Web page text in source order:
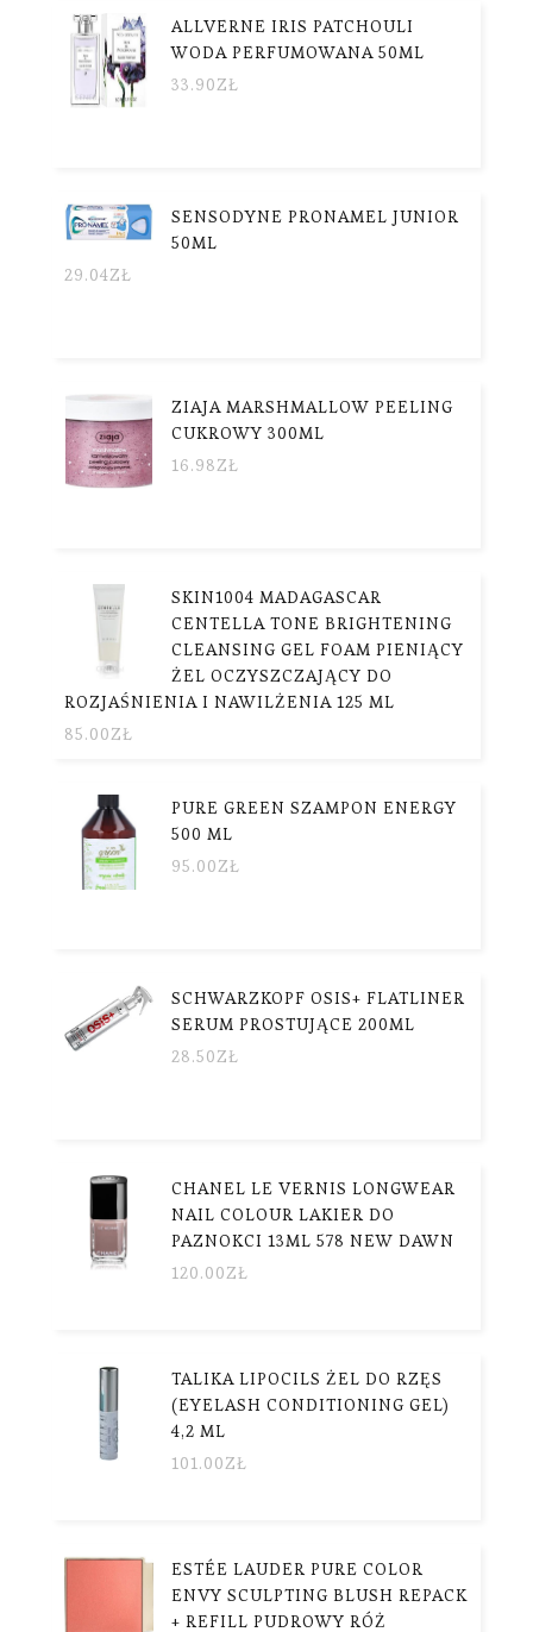
ALLVERNE IRIS PATCHOULI
WODA PERFUMOWANA 50ML
33.90ZŁ
SENSODYNE PRONAMEL JUNIOR
50ML
29.04ZŁ
ZIAJA MARSHMALLOW PEELING
CUKROWY 300ML
16.98ZŁ
SKIN1004 MADAGASCAR
CENTELLA TONE BRIGHTENING
CLEANSING GEL FOAM PIENIĄCY
ŻEL OCZYSZCZAJĄCY DO
ROZJAŚNIENIA I NAWILŻENIA 125 ML
85.00ZŁ
PURE GREEN SZAMPON ENERGY
500 ML
95.00ZŁ
SCHWARZKOPF OSIS+ FLATLINER
SERUM PROSTUJĄCE 200ML
28.50ZŁ
CHANEL LE VERNIS LONGWEAR
NAIL COLOUR LAKIER DO
PAZNOKCI 13ML 578 NEW DAWN
120.00ZŁ
TALIKA LIPOCILS ŻEL DO RZĘS
(EYELASH CONDITIONING GEL)
4,2 ML
101.00ZŁ
ESTÉE LAUDER PURE COLOR
ENVY SCULPTING BLUSH REPACK
+ REFILL PUDROWY RÓŻ